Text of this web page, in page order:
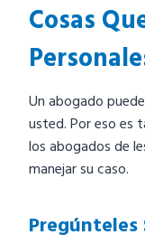
Cosas
Un abogado
usted. Por eso es
los abogados de
manejar su caso.
Pregúnteles